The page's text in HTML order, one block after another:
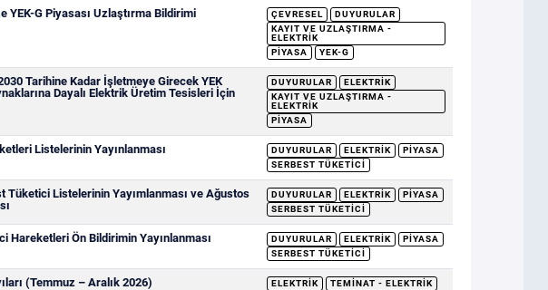
YEK-G Piyasası Uzlaştırma Bildirimi ÇEVRESEL
DUYURULAR
KAYIT VE UZLAŞTIRMA -
ELEKTRIK
PIYASA
YEK-G
Tarihine Kadar İşletmeye Girecek YEK
Dayalı Elektrik Üretim Tesisleri İçin
DUYURULAR
ELEKTRIK
KAYIT VE UZLAŞTIRMA -
ELEKTRIK
PIYASA
Listelerinin Yayınlanması DUYURULAR ELEKTRIK
PIYASA
SERBEST TÜKETICI
Tüketici Listelerinin Yayımlanması ve Ağustos
DUYURULAR ELEKTRIK
PIYASA
SERBEST TÜKETICI
Hareketleri Ön Bildirimin Yayınlanması DUYURULAR ELEKTRIK
PIYASA
SERBEST TÜKETICI
(Temmuz – Aralık 2026) ELEKTRIK TEMINAT - ELEKTRIK